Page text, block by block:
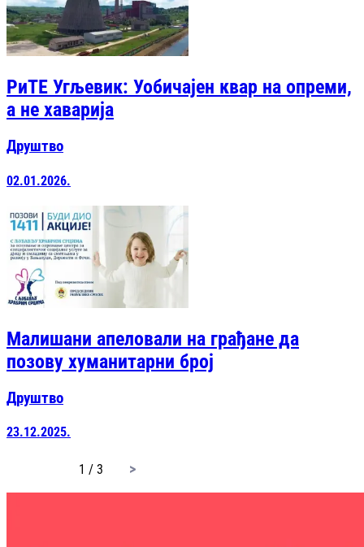
РиТЕ Угљевик: Уобичајен квар на опреми,
а не хаварија
Друштво
02.01.2026.
Малишани апеловали на грађане да
позову хуманитарни број
Друштво
23.12.2025.
1 / 3 page